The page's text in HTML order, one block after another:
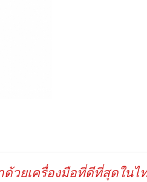
ด้วยเครื่องมือที่ดีที่สุดในไ